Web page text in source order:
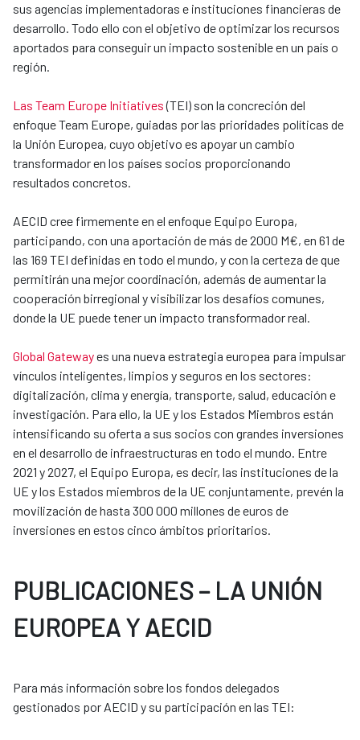
sus agencias implementadoras e instituciones financieras de
desarrollo. Todo ello con el objetivo de optimizar los recursos
aportados para conseguir un impacto sostenible en un país o
región.
Las Team Europe Initiatives(TEI) son la concreción del
enfoque Team Europe, guiadas por las prioridades políticas de
la Unión Europea, cuyo objetivo es apoyar un cambio
transformador en los países socios proporcionando
resultados concretos.
AECID cree firmemente en el enfoque Equipo Europa,
participando, con una aportación de más de 2000 M€, en 61 de
las 169 TEI definidas en todo el mundo, y con la certeza de que
permitirán una mejor coordinación, además de aumentar la
cooperación birregional y visibilizar los desafíos comunes,
donde la UE puede tener un impacto transformador real.
Global Gatewayes una nueva estrategia europea para impulsar
vínculos inteligentes, limpios y seguros en los sectores:
digitalización, clima y energía, transporte, salud, educación e
investigación. Para ello, la UE y los Estados Miembros están
intensificando su oferta a sus socios con grandes inversiones
en el desarrollo de infraestructuras en todo el mundo. Entre
2021 y 2027, el Equipo Europa, es decir, las instituciones de la
UE y los Estados miembros de la UE conjuntamente, prevén la
movilización de hasta 300 000 millones de euros de
inversiones en estos cinco ámbitos prioritarios.
PUBLICACIONES – LA UNIÓN
EUROPEA Y AECID
Para más información sobre los fondos delegados
gestionados por AECID y su participación en las TEI: